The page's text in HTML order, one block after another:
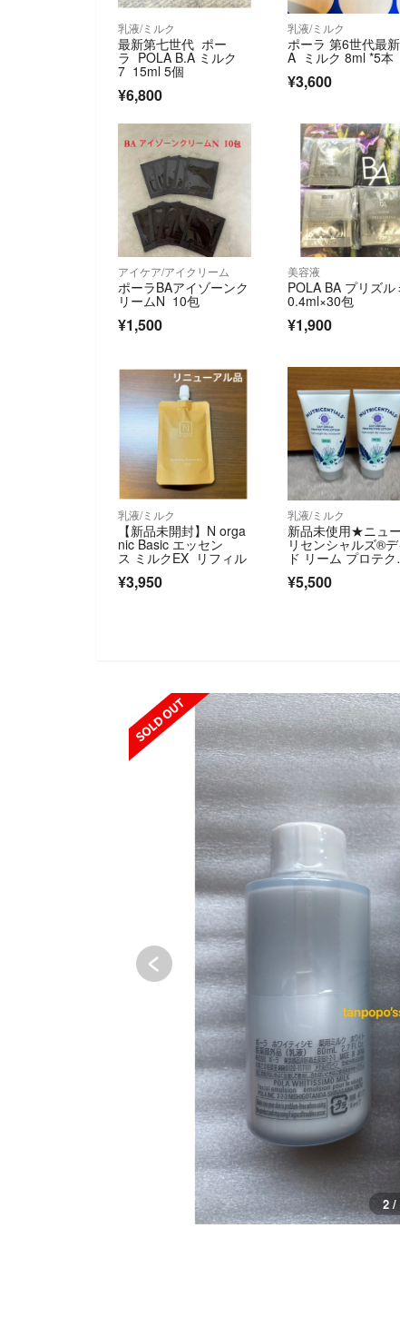
乳液/ミルク
最新第七世代 ポー
ラ POLA B.A ミルク
7 15ml 5個
¥6,800
乳液/ミルク
ポーラ 第6世代最
A ミルク 8ml *5本
¥3,600
アイケア/アイクリーム
ポーラBAアイゾーンク
リームN 10包
¥1,500
美容液
POLA BA プリズル
0.4ml×30包
¥1,900
乳液/ミルク
【新品未開封】N orga
nic Basic エッセン
ス ミルクEX リフィル
¥3,950
乳液/ミルク
新品未使用★ニュ
リセンシャルズ®デ
ド リーム プロテク
ット
¥5,500
SOLD OUT
3 /